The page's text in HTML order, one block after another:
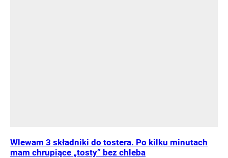
Wlewam 3 składniki do tostera. Po kilku minutach
mam chrupiące „tosty” bez chleba